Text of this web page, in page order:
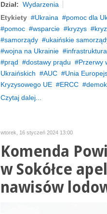
Dział: Wydarzenia
Etykiety
Ukraina pomoc dla
pomoc
wsparcie kryzys
samorządy
ukaińskie
wojna na Ukrainie
infrastruktura
prąd
dostawy prądu Przerwy
Ukraińskich
AUC Unia
Kryzysowego UE
ERCC
Czytaj dalej...
wtorek, 16 styczeń 2024 13:00
Komenda
w Sokółce
nawisów